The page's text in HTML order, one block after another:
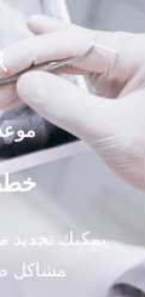
يمكنك تحديد
مشاكل